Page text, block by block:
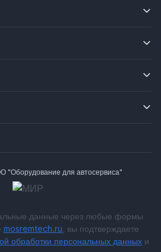
для автосервиса"
данные через любые формы
mosremtech.ru , вы подтверждаете
обработки персональных данных и